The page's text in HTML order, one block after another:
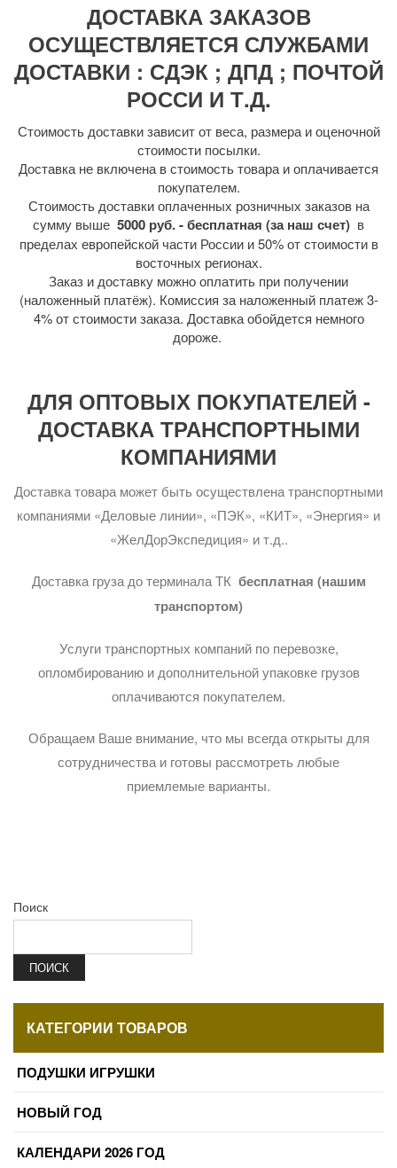
ДОСТАВКА ЗАКАЗОВ
ОСУЩЕСТВЛЯЕТСЯ СЛУЖБАМИ
ДОСТАВКИ : СДЭК ; ДПД ; ПОЧТОЙ
РОССИ И Т.Д.
Стоимость доставки зависит от веса, размера и оценочной
стоимости посылки.
Доставка не включена в стоимость товара и оплачивается
покупателем.
Стоимость доставки оплаченных розничных заказов на
сумму выше 5000 руб. - бесплатная (за наш счет) в
пределах европейской части России и 50% от стоимости в
восточных регионах.
Заказ и доставку можно оплатить при получении
(наложенный платёж). Комиссия за наложенный платеж 3-
4% от стоимости заказа. Доставка обойдется немного
дороже.
ДЛЯ ОПТОВЫХ ПОКУПАТЕЛЕЙ -
ДОСТАВКА ТРАНСПОРТНЫМИ
КОМПАНИЯМИ
Доставка товара может быть осуществлена транспортными
компаниями «Деловые линии», «ПЭК», «КИТ», «Энергия» и
«ЖелДорЭкспедиция» и т.д..
Доставка груза до терминала ТК бесплатная (нашим
транспортом)
Услуги транспортных компаний по перевозке,
опломбированию и дополнительной упаковке грузов
оплачиваются покупателем.
Обращаем Ваше внимание, что мы всегда открыты для
сотрудничества и готовы рассмотреть любые
приемлемые варианты.
Поиск
ПОИСК
КАТЕГОРИИ ТОВАРОВ
ПОДУШКИ ИГРУШКИ
НОВЫЙ ГОД
КАЛЕНДАРИ 2026 ГОД